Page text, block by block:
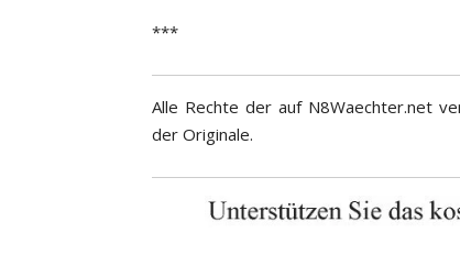
***
Alle Rechte der auf N8Waechter.net
der Originale.